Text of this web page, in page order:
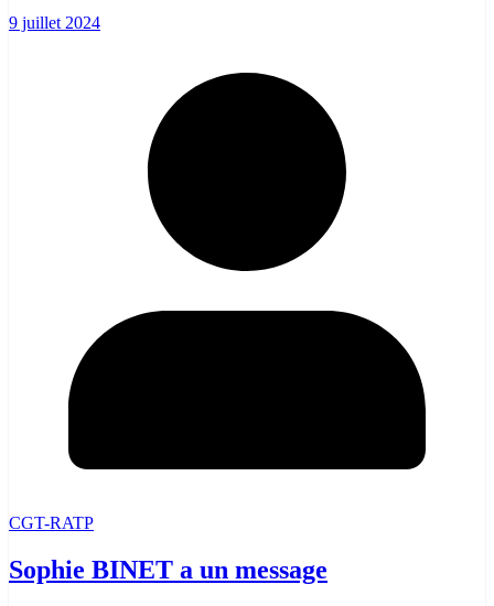
9 juillet 2024
CGT-RATP
Sophie BINET a un message